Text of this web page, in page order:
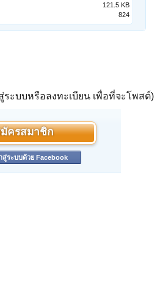
121.5 KB
824
ระบบหรือลงทะเบียน เพื่อที่จะโพสต์)
ครสมาชิก
สู่ระบบด้วย Facebook